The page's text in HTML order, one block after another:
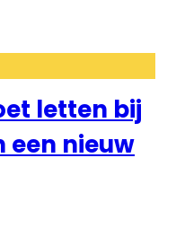
letten bij
een nieuw